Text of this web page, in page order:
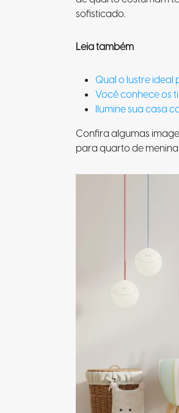
sofisticado.
Leia também
Qual o lustre ideal
Você conhece os
Ilumine sua casa
Confira algumas
para quarto de menina: